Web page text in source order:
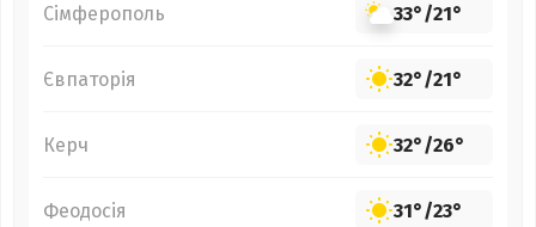
Сімферополь 33°/21°
Євпаторія 32°/21°
Керч 32°/26°
Феодосія 31°/23°